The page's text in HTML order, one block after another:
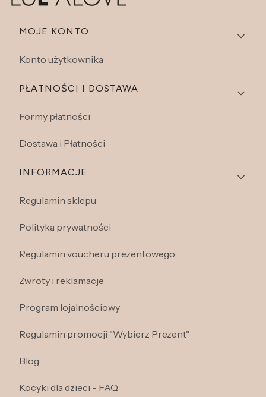
Linki w stopce
MOJE KONTO
Konto użytkownika
PŁATNOŚCI I DOSTAWA
Formy płatności
Dostawa i Płatności
INFORMACJE
Regulamin sklepu
Polityka prywatności
Regulamin voucheru prezentowego
Zwroty i reklamacje
Program lojalnościowy
Regulamin promocji "Wybierz Prezent"
Blog
Kocyki dla dzieci - FAQ